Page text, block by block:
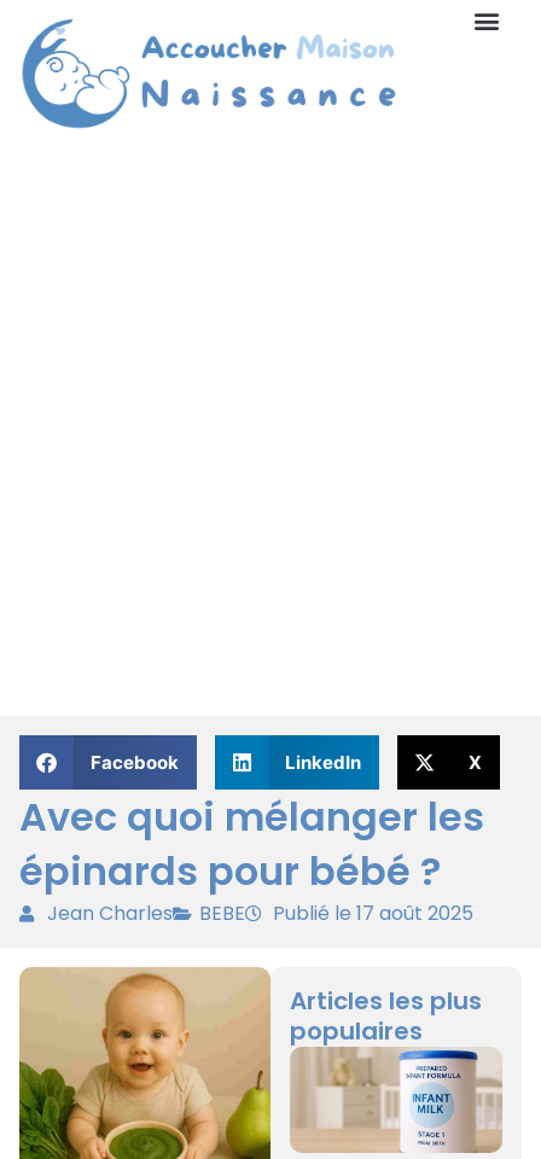
Facebook LinkedIn X
Avec quoi mélanger les
épinards pour bébé ?
Jean Charles BEBE Publié le 17 août 2025
Articles les plus
populaires